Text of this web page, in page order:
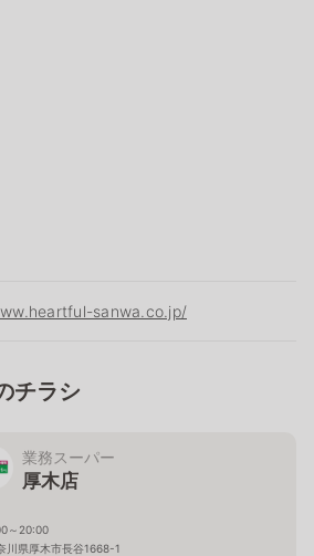
sanwa.co.jp/
チラシ
業務スーパー
厚木店
～20:00
川県厚木市長谷1668-1